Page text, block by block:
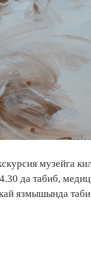
музейга
да табиб,
язмышында